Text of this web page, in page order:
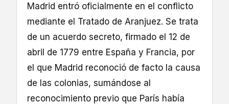
Madrid entró oficialmente en el conflicto
mediante el Tratado de Aranjuez. Se trata
de un acuerdo secreto, firmado el 12 de
abril de 1779 entre España y Francia, por
el que Madrid reconoció de facto la causa
de las colonias, sumándose al
reconocimiento previo que París había